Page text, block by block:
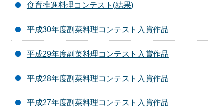
食育推進料理コンテスト(結果)
平成30年度副菜料理コンテスト入賞作品
平成29年度副菜料理コンテスト入賞作品
平成28年度副菜料理コンテスト入賞作品
平成27年度副菜料理コンテスト入賞作品